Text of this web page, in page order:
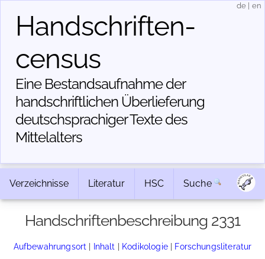
Handschriften­
census
Eine Bestandsaufnahme der
handschriftlichen Über­lieferung
deutschsprachiger Texte des
Mittelalters
de en
Verzeichnisse Literatur HSC Suche
Handschriftenbeschreibung 2331
Aufbewahrungsort | Inhalt | Kodikologie| Forschungsliteratur